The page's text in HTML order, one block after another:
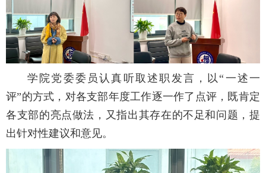
学院党委委员认真听取述职发言，以“一述一
评”的方式，对各支部年度工作逐一作了点评，既肯定
各支部的亮点做法，又指出其存在的不足和问题，提
出针对性建议和意见。